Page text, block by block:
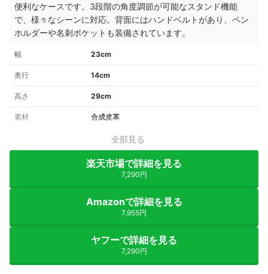
便利なケースです。3段階の角度調節が可能なスタンド機能
で、様々なシーンに対応。背面にはハンドベルトがあり、ペン
ホルダーや名刺ポケットも装備されています。
幅 23cm
奥行 14cm
高さ 29cm
素材 合成皮革
全部見る
楽天市場で詳細を見る
7,290円
Amazonで詳細を見る
7,955円
ヤフーで詳細を見る
7,290円